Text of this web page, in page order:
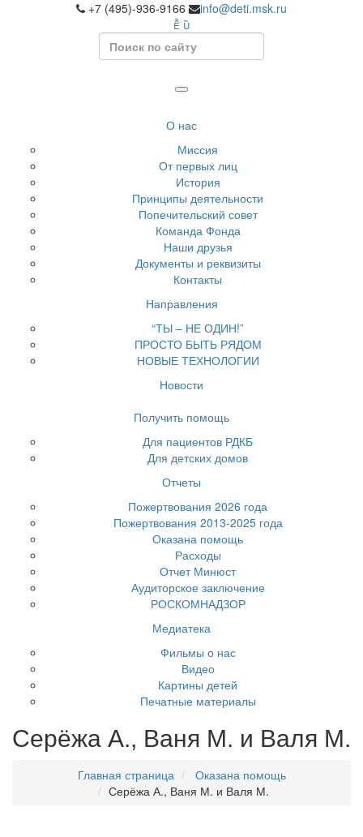
+7 (495)-936-9166 info@deti.msk.ru
Search
О нас
Миссия
От первых лиц
История
Принципы деятельности
Попечительский совет
Команда Фонда
Наши друзья
Документы и реквизиты
Контакты
Направления
“ТЫ – НЕ ОДИН!”
ПРОСТО БЫТЬ РЯДОМ
НОВЫЕ ТЕХНОЛОГИИ
Новости
Получить помощь
Для пациентов РДКБ
Для детских домов
Отчеты
Пожертвования 2026 года
Пожертвования 2013-2025 года
Оказана помощь
Расходы
Отчет Минюст
Аудиторское заключение
РОСКОМНАДЗОР
Медиатека
Фильмы о нас
Видео
Картины детей
Печатные материалы
Серёжа А., Ваня М. и Валя М.
Главная страница
Оказана помощь
Серёжа А., Ваня М. и Валя М.